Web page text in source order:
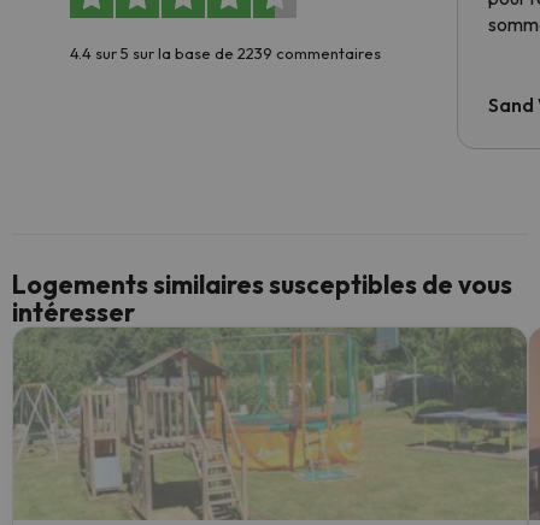
4.4 sur 5 sur la base de 2239 commentaires
Sand
Logements similaires susceptibles de vous
intéresser